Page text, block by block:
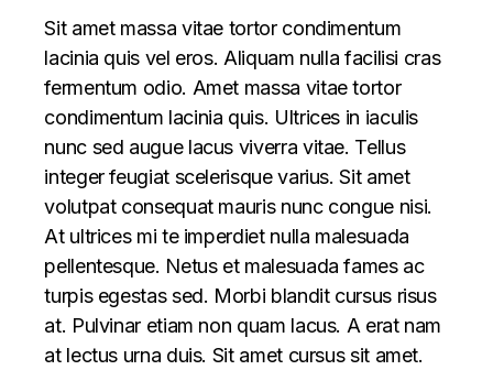
Sit amet massa vitae tortor condimentum
lacinia quis vel eros. Aliquam nulla facilisi cras
fermentum odio. Amet massa vitae tortor
condimentum lacinia quis. Ultrices in iaculis
nunc sed augue lacus viverra vitae. Tellus
integer feugiat scelerisque varius. Sit amet
volutpat consequat mauris nunc congue nisi.
At ultrices mi te imperdiet nulla malesuada
pellentesque. Netus et malesuada fames ac
turpis egestas sed. Morbi blandit cursus risus
at. Pulvinar etiam non quam lacus. A erat nam
at lectus urna duis. Sit amet cursus sit amet.